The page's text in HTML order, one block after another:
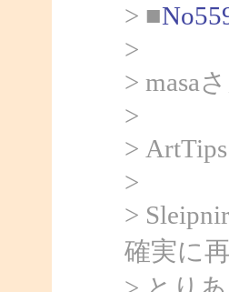
> ■
>
> masa
>
>
>
>
確実に